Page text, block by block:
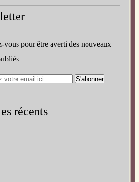
vous pour être averti des nouveaux
récents